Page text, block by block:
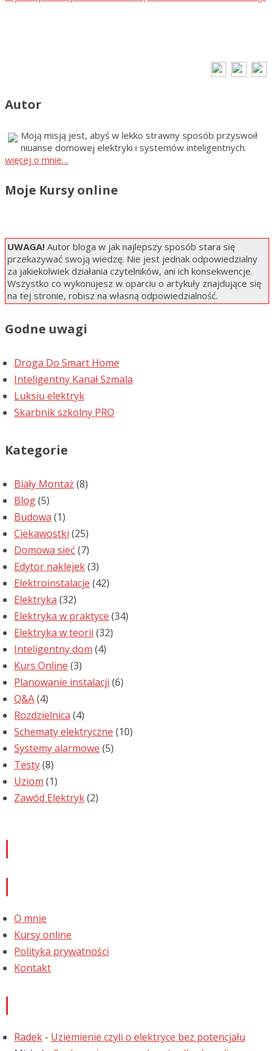
Autor
Moją misją jest, abyś w lekko strawny sposób przyswoił
niuanse domowej elektryki i systemów inteligentnych.
więcej o mnie…
Moje Kursy online
UWAGA! Autor bloga w jak najlepszy sposób stara się
przekazywać swoją wiedzę. Nie jest jednak odpowiedzialny
za jakiekolwiek działania czytelników, ani ich konsekwencje.
Wszystko co wykonujesz w oparciu o artykuły znajdujące się
na tej stronie, robisz na własną odpowiedzialność.
Godne uwagi
Droga Do Smart Home
Inteligentny Kanał Szmala
Luksiu elektryk
Skarbnik szkolny PRO
Kategorie
Biały Montaż (8)
Blog(5)
Budowa (1)
Ciekawostki (25)
Domowa sieć (7)
Edytor naklejek(3)
Elektroinstalacje (42)
Elektryka (32)
Elektryka w praktyce (34)
Elektryka w teorii (32)
Inteligentny dom (4)
Kurs Online (3)
Planowanie instalacji (6)
Q&A(4)
Rozdzielnica (4)
Schematy elektryczne (10)
Systemy alarmowe (5)
Testy(8)
Uziom (1)
Zawód Elektryk(2)
O mnie
Kursy online
Polityka prywatności
Kontakt
Radek - Uziemienie czyli o elektryce bez potencjału